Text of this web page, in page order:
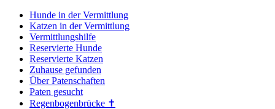
Hunde in der Vermittlung
Katzen in der Vermittlung
Vermittlungshilfe
Reservierte Hunde
Reservierte Katzen
Zuhause gefunden
Über Patenschaften
Paten gesucht
Regenbogenbrücke ✝